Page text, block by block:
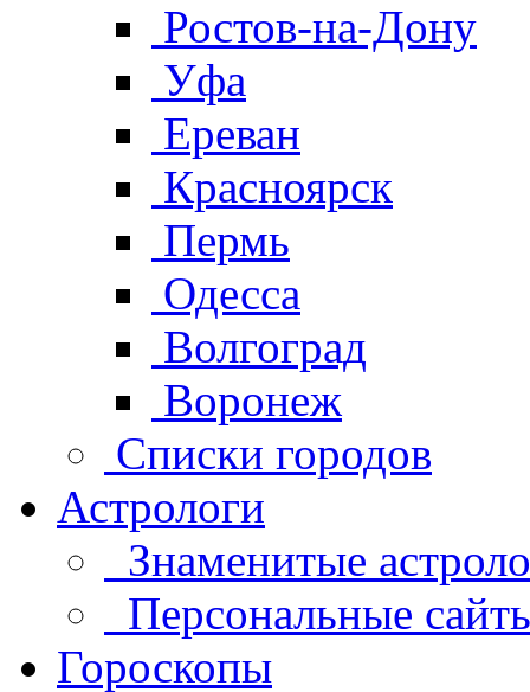
Ростов-на-Дону
Уфа
Ереван
Красноярск
Пермь
Одесса
Волгоград
Воронеж
Списки городов
Астрологи
Знаменитые
Персональные
Гороскопы